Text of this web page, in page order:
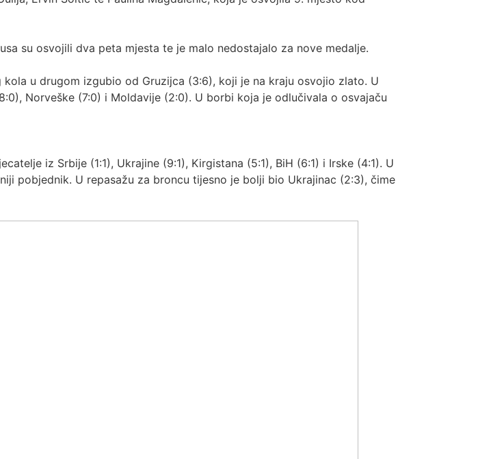
su osvojili dva peta mjesta te je malo nedostajalo za nove medalje.
u drugom izgubio od Gruzijca (3:6), koji je na kraju osvojio zlato. U
Norveške (7:0) i Moldavije (2:0). U borbi koja je odlučivala o osvajaču
iz Srbije (1:1), Ukrajine (9:1), Kirgistana (5:1), BiH (6:1) i Irske (4:1). U
pobjednik. U repasažu za broncu tijesno je bolji bio Ukrajinac (2:3), čime